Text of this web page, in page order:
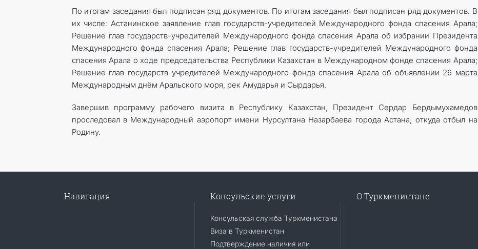
По итогам заседания был подписан ряд документов. По итогам заседания был подписан ряд документов. В
их числе: Астанинское заявление глав государств-учредителей Международного фонда спасения Арала;
Решение глав государств-учредителей Международного фонда спасения Арала об избрании Президента
Международного фонда спасения Арала; Решение глав государств-учредителей Международного фонда
спасения Арала о ходе председательства Республики Казахстан в Международном фонде спасения Арала;
Решение глав государств-учредителей Международного фонда спасения Арала об объявлении 26 марта
Международным днём Аральского моря, рек Амударья и Сырдарья.
Завершив программу рабочего визита в Республику Казахстан, Президент Сердар Бердымухамедов
проследовал в Международный аэропорт имени Нурсултана Назарбаева города Астана, откуда отбыл на
Родину.
Навигация Консульские услуги
Консульская служба Туркменистана
Виза в Туркменистан
Подтверждение наличия или
О Туркменистане